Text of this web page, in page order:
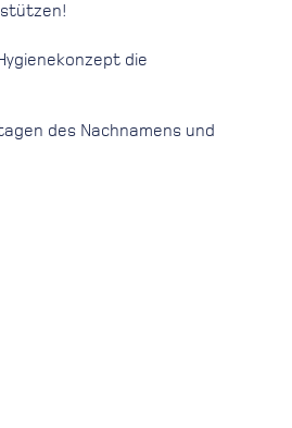
die
des Nachnamens und